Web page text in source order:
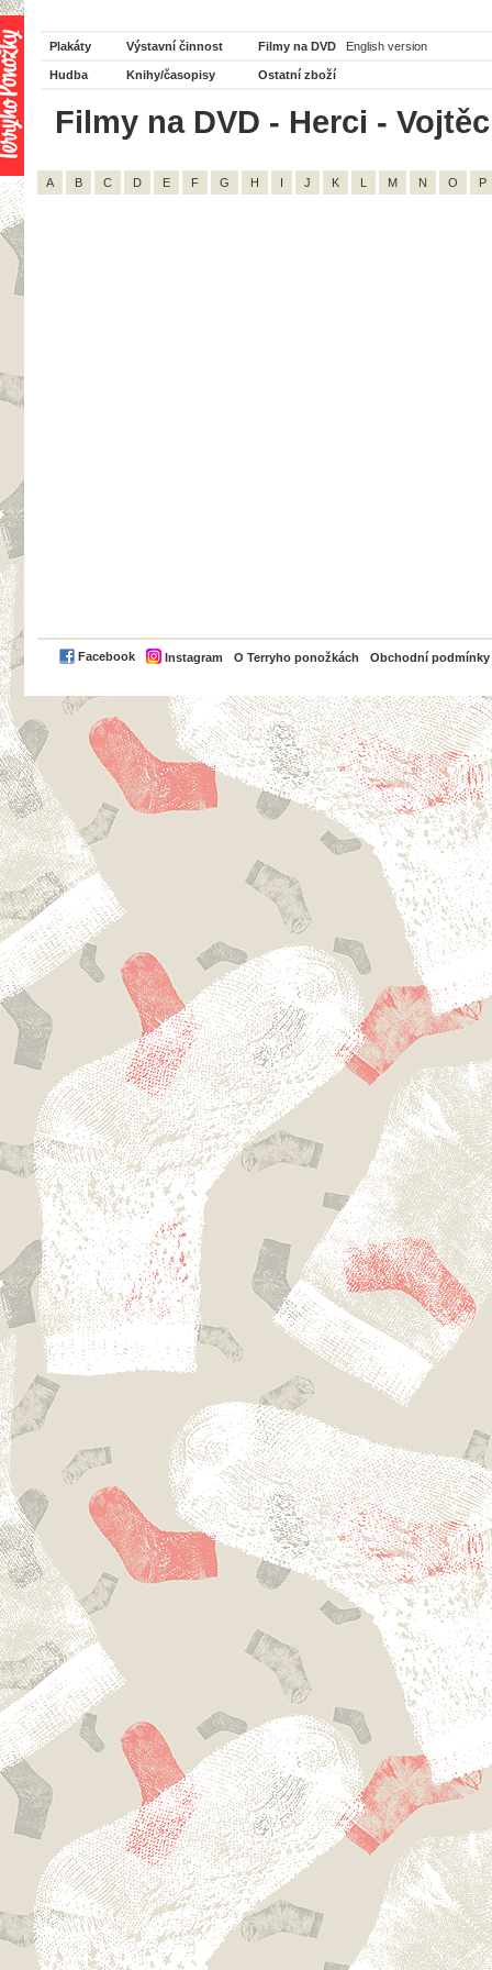
Plakáty Výstavní činnost Filmy na DVD English version
Hudba Knihy/časopisy Ostatní zboží
Filmy na DVD - Herci -
A B C D E F G H I J K L M N O P
Facebook Instagram O Terryho ponožkách Obchodní podmínky
PayPal